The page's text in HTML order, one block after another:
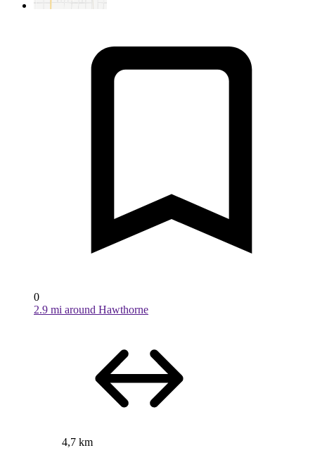
0
2.9 mi around Hawthorne
4,7 km